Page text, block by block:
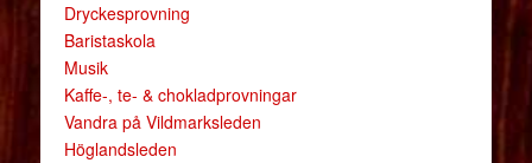
Dryckesprovning
Baristaskola
Musik
Kaffe-, te- & chokladprovningar
Vandra på Vildmarksleden
Höglandsleden